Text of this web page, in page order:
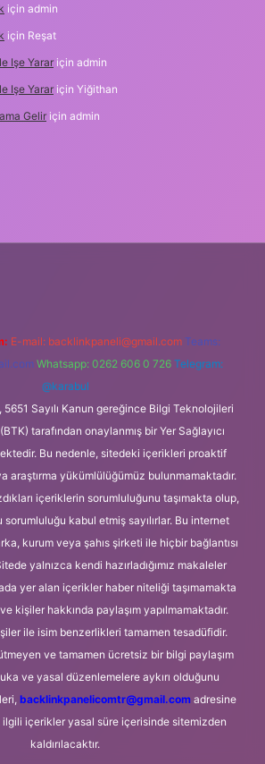
için admin
için Reşat
Işe Yarar için admin
Işe Yarar için Yiğithan
Gelir için admin
E-mail: backlinkpaneli@gmail.com Teams:
Whatsapp: 0262 606 0 726 Telegram:
@karabul
5651 Sayılı Kanun gereğince Bilgi Teknolojileri
tarafından onaylanmış bir Yer Sağlayıcı
Bu nedenle, sitedeki içerikleri proaktif
araştırma yükümlülüğümüz bulunmamaktadır.
içeriklerin sorumluluğunu taşımakta olup,
kabul etmiş sayılırlar. Bu internet
kurum veya şahıs şirketi ile hiçbir bağlantısı
yalnızca kendi hazırladığımız makaleler
yer alan içerikler haber niteliği taşımamakta
kişiler hakkında paylaşım yapılmamaktadır.
ile isim benzerlikleri tamamen tesadüfidir.
ve tamamen ücretsiz bir bilgi paylaşım
ve yasal düzenlemelere aykırı olduğunu
backlinkpanelicomtr@gmail.comadresine
içerikler yasal süre içerisinde sitemizden
kaldırılacaktır.